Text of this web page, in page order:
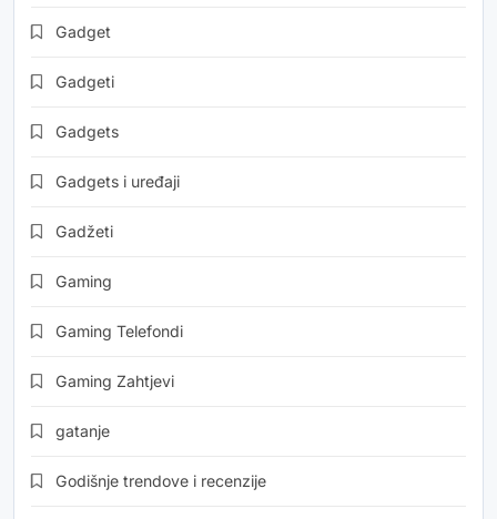
Gadget
Gadgeti
Gadgets
Gadgets i uređaji
Gadžeti
Gaming
Gaming Telefondi
Gaming Zahtjevi
gatanje
Godišnje trendove i recenzije